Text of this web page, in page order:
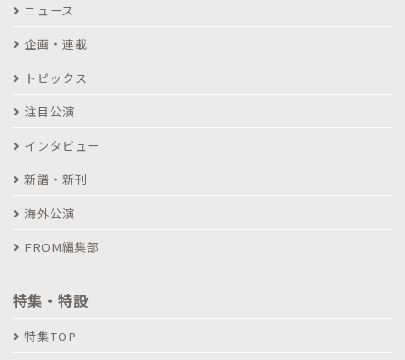
ニュース
企画・連載
トピックス
注目公演
インタビュー
新譜・新刊
海外公演
FROM編集部
特集・特設
特集TOP